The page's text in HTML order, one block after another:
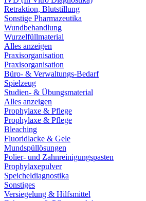
Retraktion, Blutstillung
Sonstige Pharmazeutika
Wundbehandlung
Wurzelfüllmaterial
Alles anzeigen
Praxisorganisation
Praxisorganisation
Büro- & Verwaltungs-Bedarf
Spielzeug
Studien- & Übungsmaterial
Alles anzeigen
Prophylaxe & Pflege
Prophylaxe & Pflege
Bleaching
Fluoridlacke & Gele
Mundspüllösungen
Polier- und Zahnreinigungspasten
Prophylaxepulver
Speicheldiagnostika
Sonstiges
Versiegelung & Hilfsmittel